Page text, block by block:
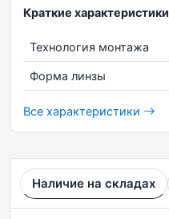
Краткие характеристики
Технология монтажа
Форма линзы
Все характеристики
Наличие на складах